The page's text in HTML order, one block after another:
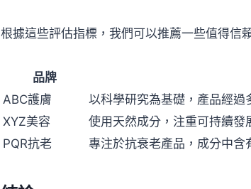
根據這些評估指標，我們可以推薦一些值得信
品牌
ABC護膚
以科學研究為基礎，產品經過
XYZ美容
使用天然成分，注重可持續發
PQR抗老
專注於抗衰老產品，成分中含